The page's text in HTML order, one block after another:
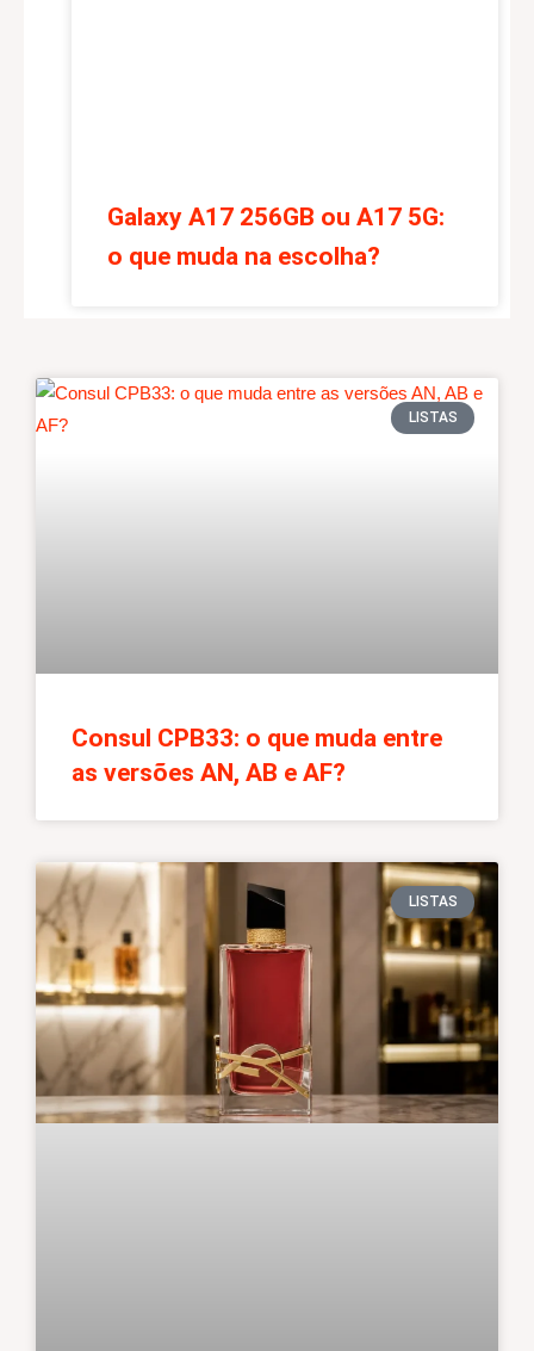
Galaxy A17 256GB ou A17 5G:
o que muda na escolha?
LISTAS
Consul CPB33: o que muda entre
as versões AN, AB e AF?
LISTAS